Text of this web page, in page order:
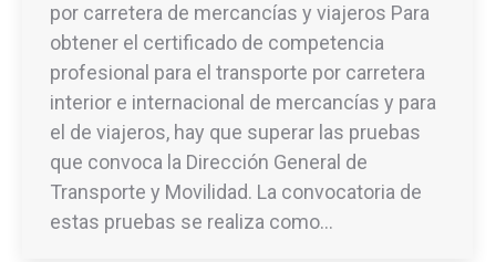
por carretera de mercancías y viajeros Para
obtener el certificado de competencia
profesional para el transporte por carretera
interior e internacional de mercancías y para
el de viajeros, hay que superar las pruebas
que convoca la Dirección General de
Transporte y Movilidad. La convocatoria de
estas pruebas se realiza como…